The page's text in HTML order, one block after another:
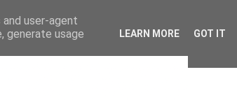
user-agent
generate usage
LEARN MORE GOT IT